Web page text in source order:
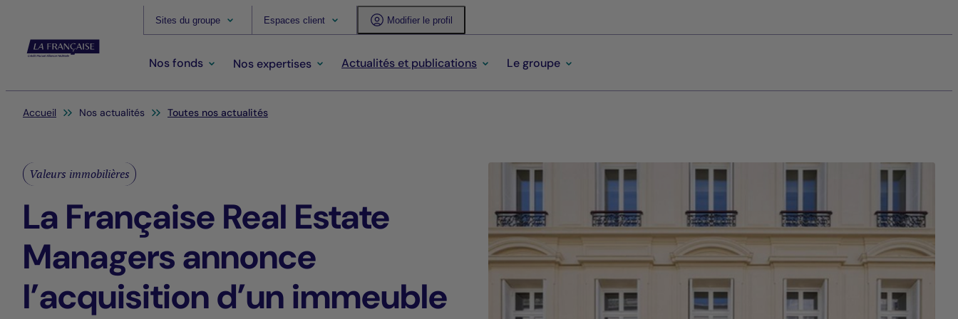
Sites du groupe Espaces client Modifier le profil
Nos fonds Nos expertises Actualités et publications Le groupe
Vous êtes ici:
Accueil Nos actualités Toutes nos actualités
Valeurs immobilières
La Française Real Estate
Managers annonce
l’acquisition d’un immeuble